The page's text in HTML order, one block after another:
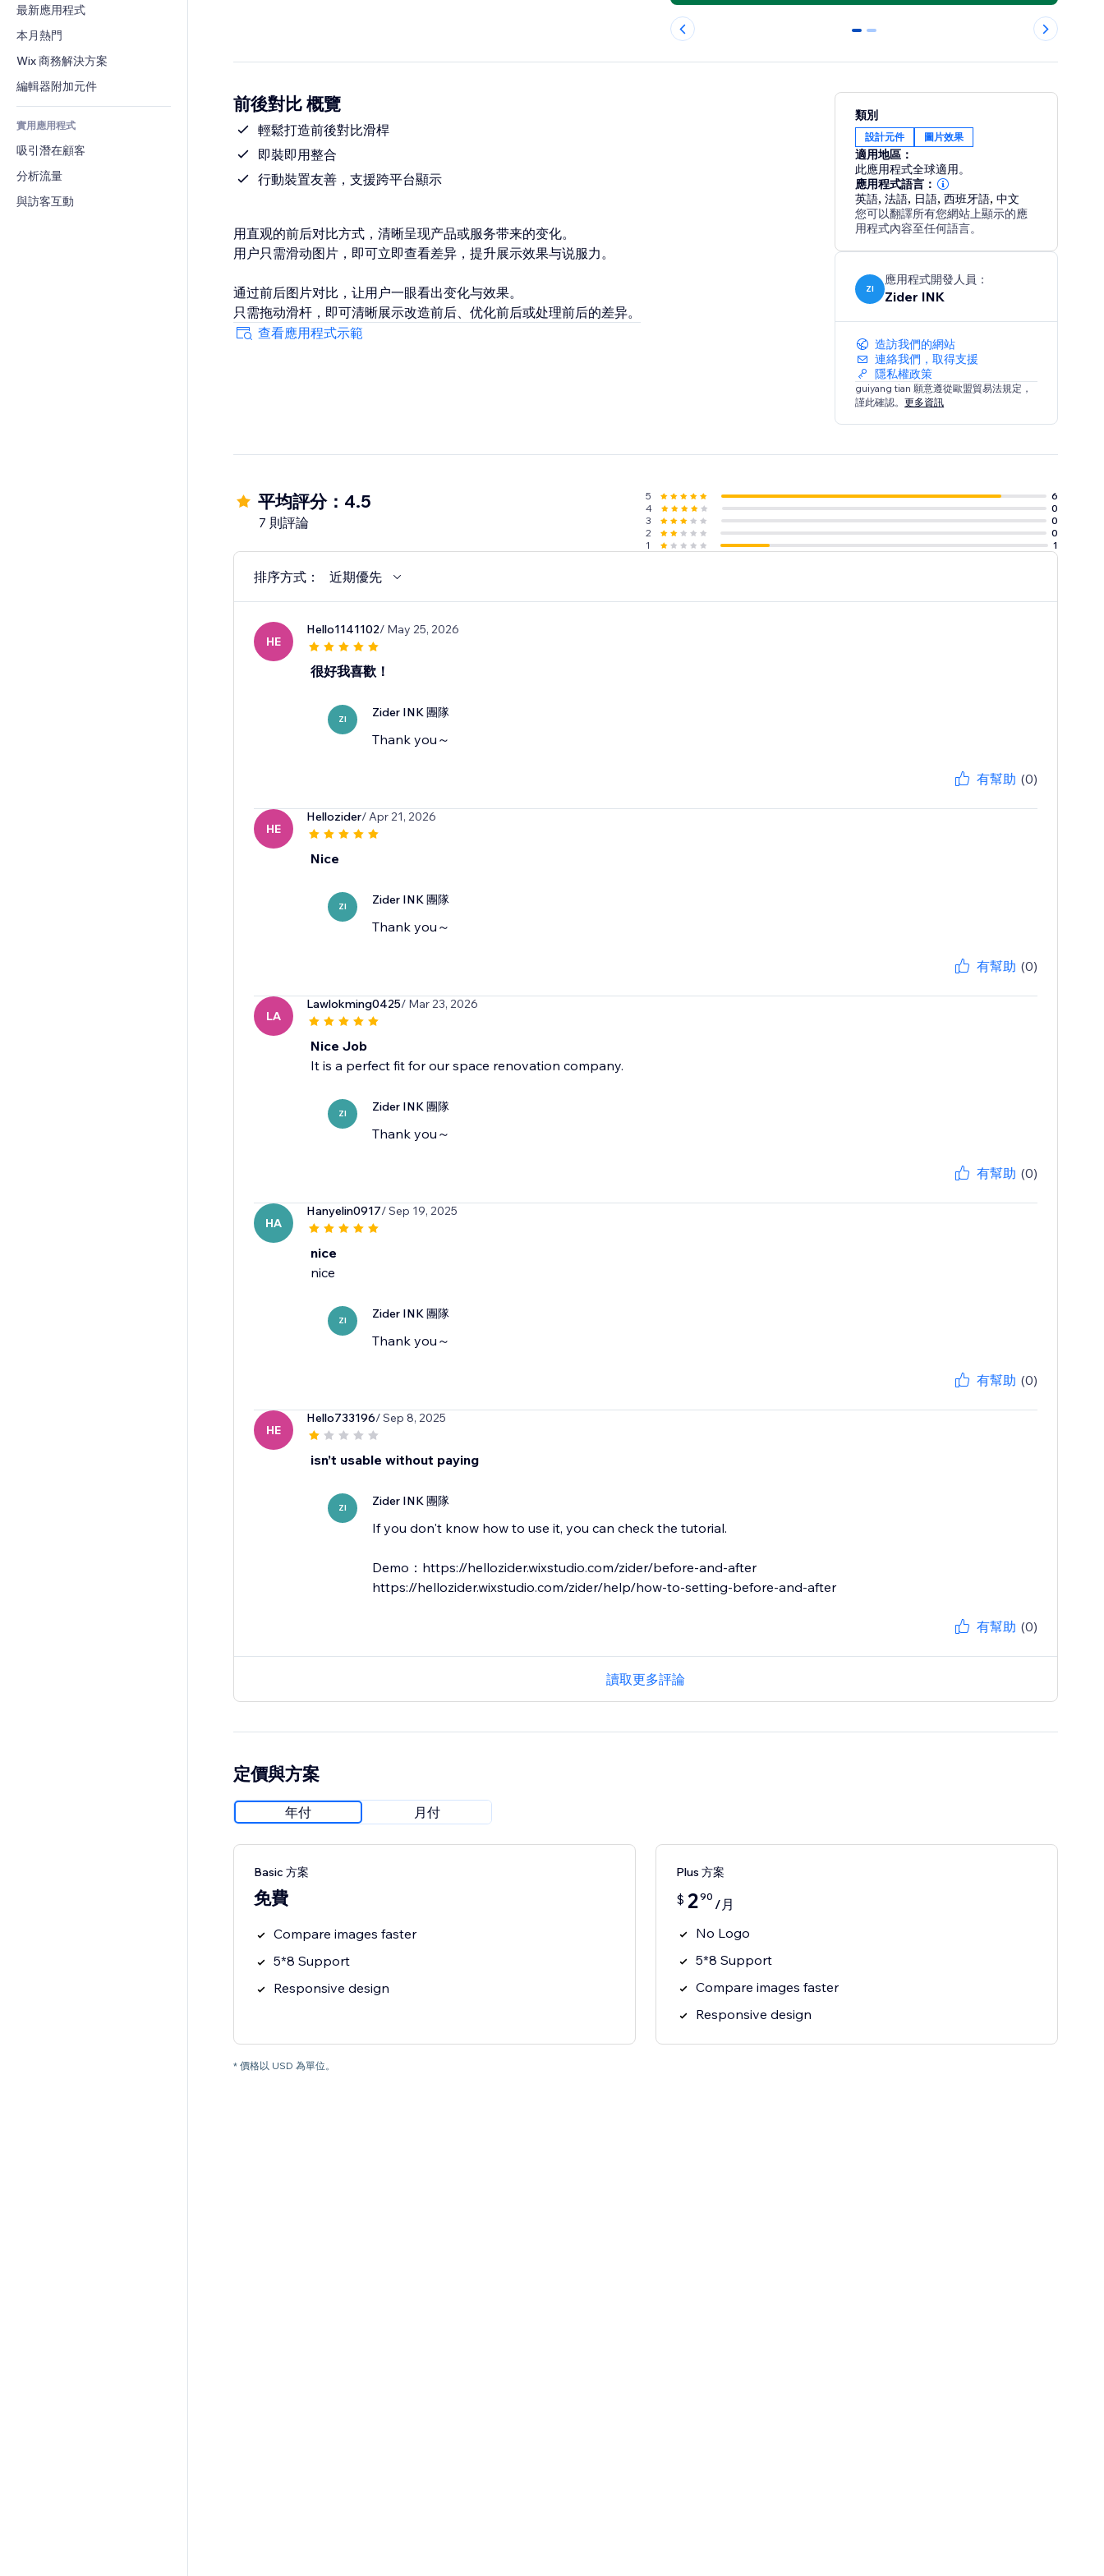
倉儲解決方案
廠商直送
食品及飲料
PDF
檔案分享
新聞
內容服務
圖片效果
按鈕與選單
橫幅與徽章
計算機
搜尋
天氣
圖表與表格
聊天
留言
電話
社群
評價與推薦
CRM
最新應用程式
本月熱門
Wix 商務解決方案
編輯器附加元件
實用應用程式
吸引潛在顧客
分析流量
與訪客互動
0 1
前後對比 概覽
輕鬆打造前後對比滑桿
即裝即用整合
行動裝置友善，支援跨平台顯示
用直观的前后对比方式，清晰呈现产品或服务带来的变化。
用户只需滑动图片，即可立即查看差异，提升展示效果与说服力。
通过前后图片对比，让用户一眼看出变化与效果。
只需拖动滑杆，即可清晰展示改造前后、优化前后或处理前后的差异。
查看應用程式示範
類別
設計元件 圖片效果
適用地區：
此應用程式全球適用。
應用程式語言：
英語,法語, 日語,西班牙語,中文
您可以翻譯所有您網站上顯示的應
用程式內容至任何語言。
ZI
應用程式開發人員：
Zider INK
造訪我們的網站
連絡我們，取得支援
隱私權政策
guiyang tian 願意遵從歐盟貿易法規定，
謹此確認。更多資訊
平均評分：4.5
7 則評論
5
6
4
0
3
0
2
0
1
1
排序方式： 近期優先
HE
Hello1141102/ May 25, 2026
很好我喜歡！
ZI Zider INK 團隊
Thank you～
有幫助 (0)
HE
Hellozider/ Apr 21, 2026
Nice
ZI Zider INK 團隊
Thank you～
有幫助 (0)
LA
Lawlokming0425/ Mar 23, 2026
Nice Job
It is a perfect fit for our space renovation company.
ZI Zider INK 團隊
Thank you～
有幫助 (0)
HA
Hanyelin0917/ Sep 19, 2025
nice
nice
ZI Zider INK 團隊
Thank you～
有幫助 (0)
HE
Hello733196/ Sep 8, 2025
isn’t usable without paying
ZI Zider INK 團隊
If you don't know how to use it, you can check the tutorial.
Demo：https://hellozider.wixstudio.com/zider/before-and-after
https://hellozider.wixstudio.com/zider/help/how-to-setting-before-and-after
有幫助 (0)
讀取更多評論
定價與方案
年付 月付
Basic 方案
免費
Compare images faster
5*8 Support
Responsive design
Plus 方案
$ 290 /月
No Logo
5*8 Support
Compare images faster
Responsive design
* 價格以 USD 為單位。